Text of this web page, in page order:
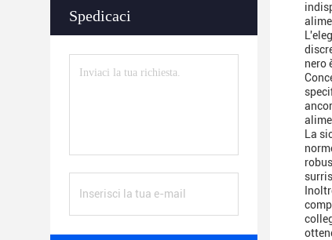
Spedicaci
nero
La